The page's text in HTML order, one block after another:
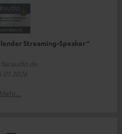
Streaming-Speaker“
Mehr...